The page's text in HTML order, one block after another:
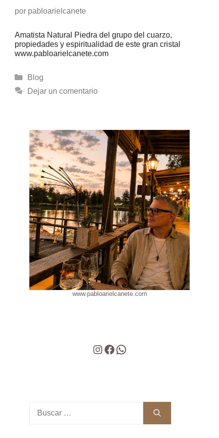
por pabloarielcanete
Amatista Natural Piedra del grupo del cuarzo,
propiedades y espiritualidad de este gran cristal
www.pabloarielcanete.com
Categorías
Blog
Dejar un comentario
www.pabloarielcanete.com
Instagram
Facebook
WhatsApp